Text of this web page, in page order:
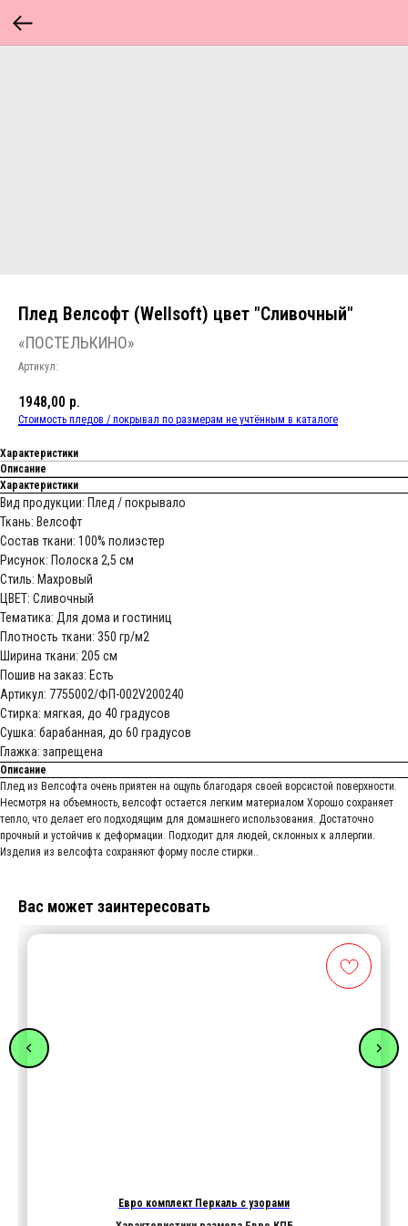
Плед Велсофт (Wellsoft) цвет "Сливочный"
«ПОСТЕЛЬКИНО»
Артикул:
1948,00 р.
Стоимость пледов / покрывал по размерам не учтённым в каталоге
Характеристики
Описание
Характеристики
Вид продукции: Плед / покрывало
Ткань: Велсофт
Состав ткани: 100% полиэстер
Рисунок: Полоска 2,5 см
Стиль: Махровый
ЦВЕТ: Сливочный
Тематика: Для дома и гостиниц
Плотность ткани: 350 гр/м2
Ширина ткани: 205 см
Пошив на заказ: Есть
Артикул: 7755002/ФП-002V200240
Стирка: мягкая, до 40 градусов
Сушка: барабанная, до 60 градусов
Глажка: запрещена
Описание
Плед из Велсофта очень приятен на ощупь благодаря своей ворсистой поверхности.
Несмотря на объемность, велсофт остается легким материалом Хорошо сохраняет
тепло, что делает его подходящим для домашнего использования. Достаточно
прочный и устойчив к деформации. Подходит для людей, склонных к аллергии.
Изделия из велсофта сохраняют форму после стирки..
Вас может заинтересовать
Евро комплект Перкаль с узорами